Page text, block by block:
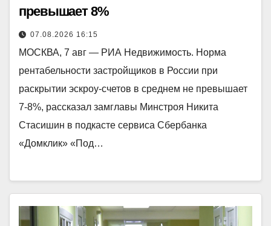
превышает 8%
07.08.2026 16:15
МОСКВА, 7 авг — РИА Недвижимость. Норма
рентабельности застройщиков в России при
раскрытии эскроу-счетов в среднем не превышает
7-8%, рассказал замглавы Минстроя Никита
Стасишин в подкасте сервиса Сбербанка
«Домклик» «Под…